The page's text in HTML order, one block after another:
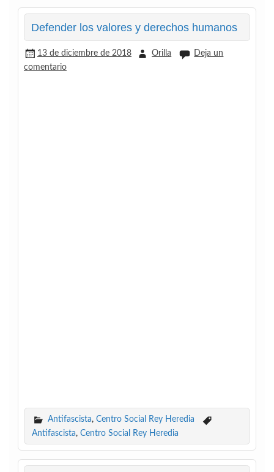
Defender los valores y derechos humanos
13 de diciembre de 2018 Orilla
Deja un
comentario
Antifascista, Centro Social Rey Heredia
Antifascista, Centro Social Rey Heredia